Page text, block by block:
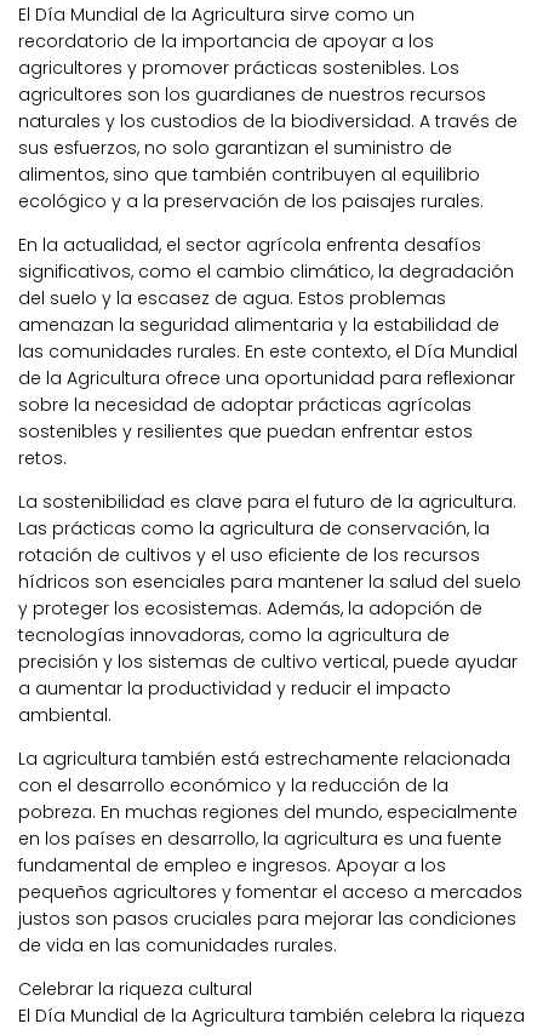
El Día Mundial de la Agricultura sirve como un
recordatorio de la importancia de apoyar a los
agricultores y promover prácticas sostenibles. Los
agricultores son los guardianes de nuestros recursos
naturales y los custodios de la biodiversidad. A través de
sus esfuerzos, no solo garantizan el suministro de
alimentos, sino que también contribuyen al equilibrio
ecológico y a la preservación de los paisajes rurales.
En la actualidad, el sector agrícola enfrenta desafíos
significativos, como el cambio climático, la degradación
del suelo y la escasez de agua. Estos problemas
amenazan la seguridad alimentaria y la estabilidad de
las comunidades rurales. En este contexto, el Día Mundial
de la Agricultura ofrece una oportunidad para reflexionar
sobre la necesidad de adoptar prácticas agrícolas
sostenibles y resilientes que puedan enfrentar estos
retos.
La sostenibilidad es clave para el futuro de la agricultura.
Las prácticas como la agricultura de conservación, la
rotación de cultivos y el uso eficiente de los recursos
hídricos son esenciales para mantener la salud del suelo
y proteger los ecosistemas. Además, la adopción de
tecnologías innovadoras, como la agricultura de
precisión y los sistemas de cultivo vertical, puede ayudar
a aumentar la productividad y reducir el impacto
ambiental.
La agricultura también está estrechamente relacionada
con el desarrollo económico y la reducción de la
pobreza. En muchas regiones del mundo, especialmente
en los países en desarrollo, la agricultura es una fuente
fundamental de empleo e ingresos. Apoyar a los
pequeños agricultores y fomentar el acceso a mercados
justos son pasos cruciales para mejorar las condiciones
de vida en las comunidades rurales.
Celebrar la riqueza cultural
El Día Mundial de la Agricultura también celebra la riqueza